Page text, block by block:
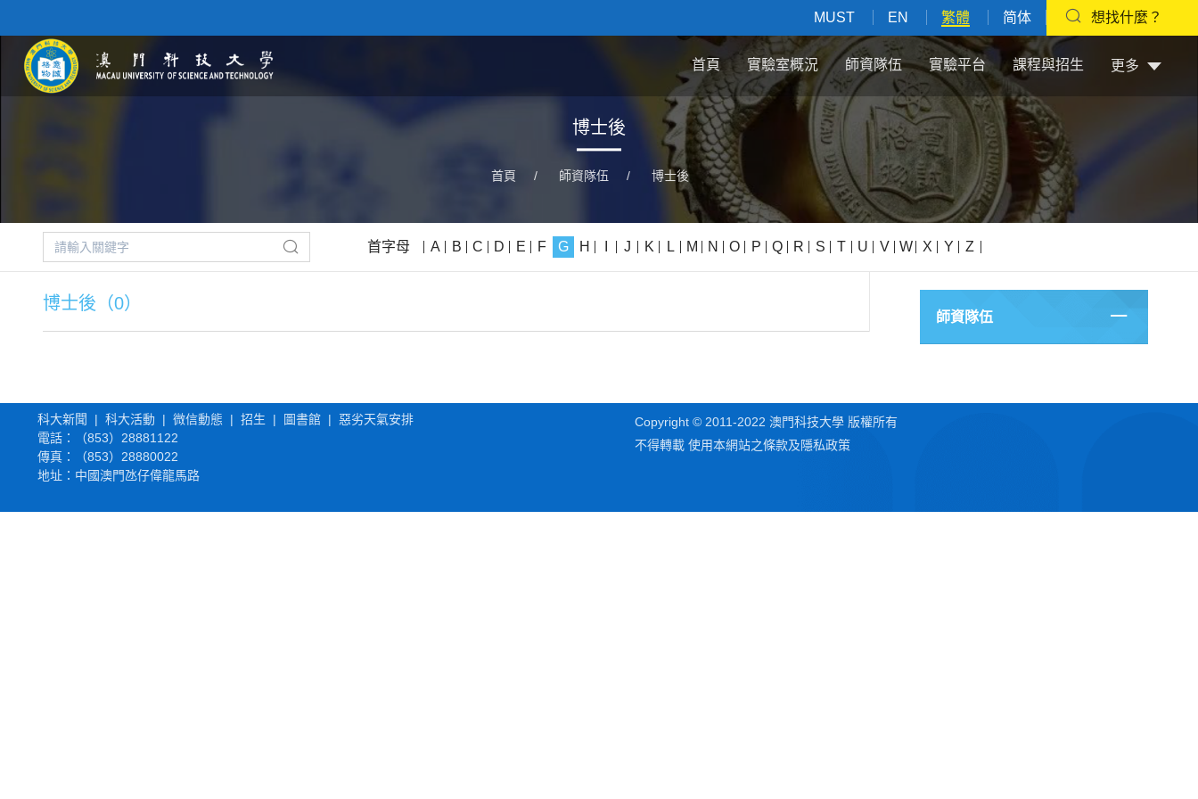
MUST EN 繁體 简体 想找什麼？
首頁 實驗室概況 師資隊伍 實驗平台 課程與招生 更多
博士後
首頁 / 師資隊伍 / 博士後
首字母 A B C D E F G H J K L M N O P Q R S T U V W X Y Z
博士後（0）
師資隊伍
科大新聞 | 科大活動 | 微信動態 | 招生 | 圖書館 | 惡劣天氣安排
電話：（853） 28881122
傳真：（853）28880022
地址：中國澳門氹仔偉龍馬路
Copyright © 2011-2022 澳門科技大學 版權所有
不得轉載 使用本網站之條款及隱私政策